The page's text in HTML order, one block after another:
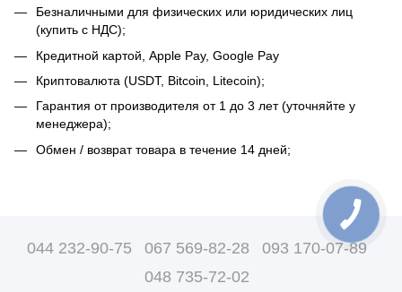
Безналичными для физических или юридических лиц
(купить с НДС);
Кредитной картой, Apple Pay, Google Pay
Криптовалюта (USDT, Bitcoin, Litecoin);
Гарантия от производителя от 1 до 3 лет (уточняйте у
менеджера);
Обмен / возврат товара в течение 14 дней;
044 232-90-75 067 569-82-28
093 170-07-89
048 735-72-02